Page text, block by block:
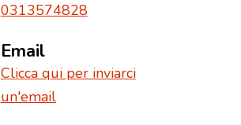
0313574828
Email
Clicca qui per inviarci
un'email